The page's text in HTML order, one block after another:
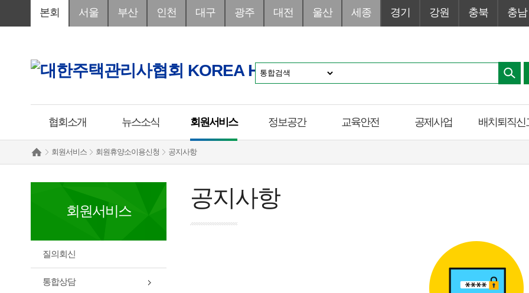
본회 서울 부산 인천 대구 광주 대전 울산 세종 경기 강원 충북 충남
협회소개 뉴스소식 회원서비스 정보공간 교육안전 공제사업 배치퇴직신
회원서비스 회원휴양소이용신청 공지사항
회원서비스
질의회신
통합상담
공지사항